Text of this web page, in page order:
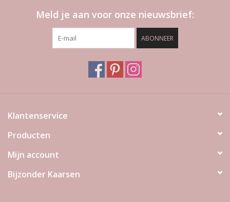
Meld je aan voor onze nieuwsbrief:
ABONNEER
Klantenservice
Producten
Mijn account
Bijzonder Kaarsen